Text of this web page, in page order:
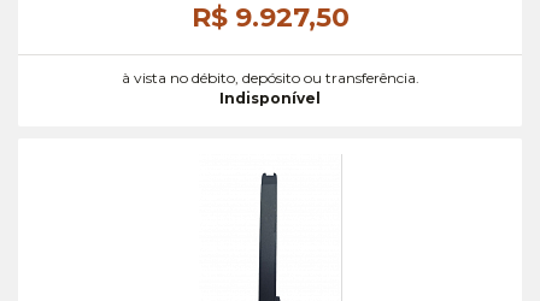
R$ 9.927,50
à vista no débito, depósito ou transferência.
Indisponível